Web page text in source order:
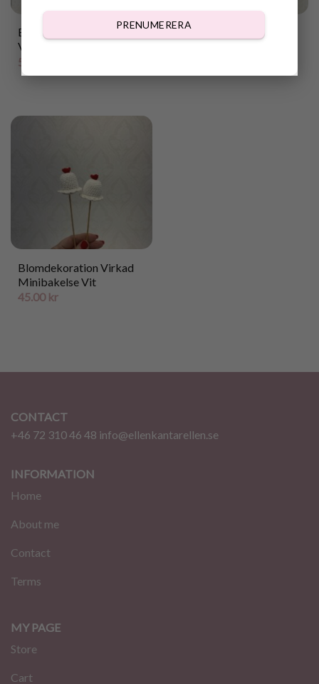
PRENUMERERA
Blomdekoration Virkad
Vit Muffins
55.00
Blomdekoration Virkad
Blomdekoration Virkad
Minibakelse Vit
45.00 kr
CONTACT
+46 72 310 46 48 info@ellenkantarellen.se
INFORMATION
Home
About me
Contact
Terms
MY PAGE
Store
Cart